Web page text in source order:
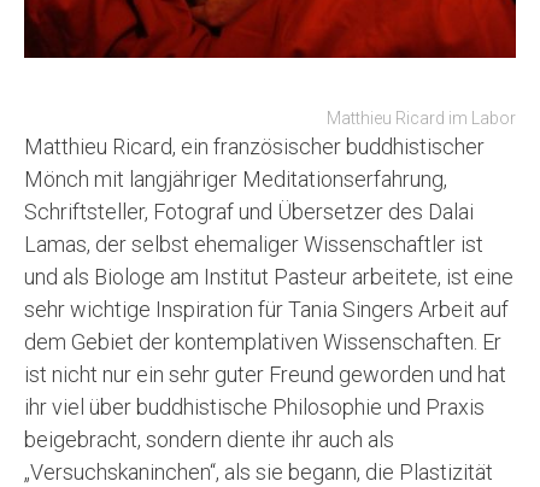
Matthieu Ricard im Labor
Matthieu Ricard, ein französischer buddhistischer
Mönch mit langjähriger Meditationserfahrung,
Schriftsteller, Fotograf und Übersetzer des Dalai
Lamas, der selbst ehemaliger Wissenschaftler ist
und als Biologe am Institut Pasteur arbeitete, ist eine
sehr wichtige Inspiration für Tania Singers Arbeit auf
dem Gebiet der kontemplativen Wissenschaften. Er
ist nicht nur ein sehr guter Freund geworden und hat
ihr viel über buddhistische Philosophie und Praxis
beigebracht, sondern diente ihr auch als
„Versuchskaninchen“, als sie begann, die Plastizität